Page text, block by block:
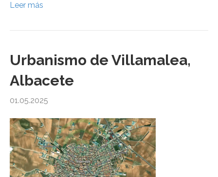
Leer más
Urbanismo de Villamalea,
Albacete
01.05.2025